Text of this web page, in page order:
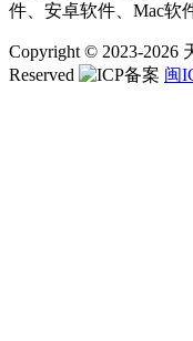
件、安卓软件、Mac软
Copyright © 2023-2026
Reserved
闽